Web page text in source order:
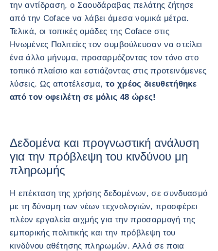
την αντίδραση, ο Σαουδάραβας πελάτης ζήτησε
από την Coface να λάβει άμεσα νομικά μέτρα.
Τελικά, οι τοπικές ομάδες της Coface στις
Ηνωμένες Πολιτείες τον συμβούλευσαν να στείλει
ένα άλλο μήνυμα, προσαρμόζοντας τον τόνο στο
τοπικό πλαίσιο και εστιάζοντας στις προτεινόμενες
λύσεις. Ως αποτέλεσμα, το χρέος διευθετήθηκε
από τον οφειλέτη σε μόλις 48 ώρες!
Δεδομένα και προγνωστική ανάλυση
για την πρόβλεψη του κινδύνου μη
πληρωμής
Η επέκταση της χρήσης δεδομένων, σε συνδυασμό
με τη δύναμη των νέων τεχνολογιών, προσφέρει
πλέον εργαλεία αιχμής για την προσαρμογή της
εμπορικής πολιτικής και την πρόβλεψη του
κινδύνου αθέτησης πληρωμών. Αλλά σε ποια